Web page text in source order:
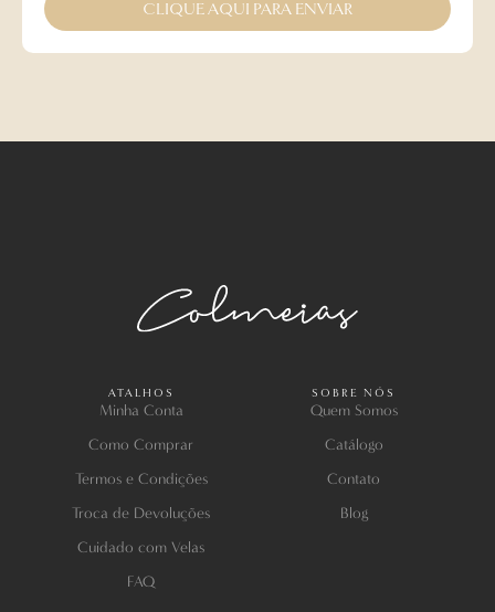
CLIQUE AQUI PARA ENVIAR
SOBRE NÓS
Quem Somos
Catálogo
Contato
Blog
ATALHOS
Minha Conta
Como Comprar
Termos e Condições
Troca de Devoluções
Cuidado com Velas
FAQ